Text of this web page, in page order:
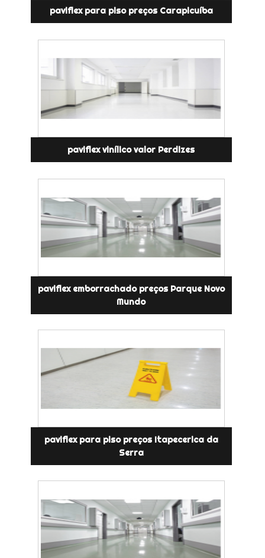
paviflex para piso preços Carapicuíba
paviflex vinílico valor Perdizes
paviflex emborrachado preços Parque Novo
Mundo
paviflex para piso preços Itapecerica da
Serra